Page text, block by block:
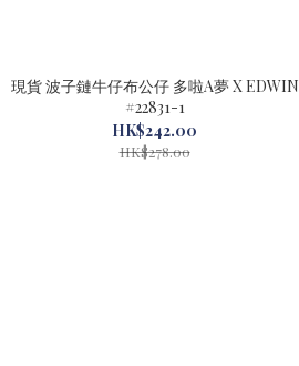
現貨 波子鏈牛仔布公仔 多啦A夢 X EDWIN
#22831-1
HK$242.00
HK$278.00